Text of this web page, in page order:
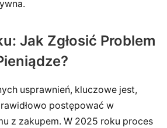
Jak Zgłosić Problem
usprawnień, kluczowe jest,
postępować w
z zakupem. W 2025 roku proces